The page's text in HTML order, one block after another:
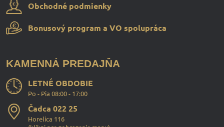
Obchodné podmienky
Bonusový program a VO spolupráca
KAMENNÁ PREDAJŇA
LETNÉ OBDOBIE
Po - Pia 08:00 - 17:00
Čadca 022 25
Horelica 116